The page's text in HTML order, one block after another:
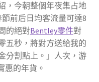
，今朝整個年夜集占地
前后日均客流量可達8
的絕對Bentley零件對
五秒，將對方送給我的
分割點上。」人次，游
惠的年貨。